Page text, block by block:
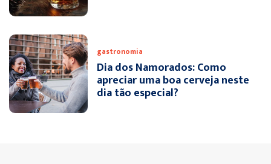
gastronomia
Dia dos Namorados: Como
apreciar uma boa cerveja neste
dia tão especial?